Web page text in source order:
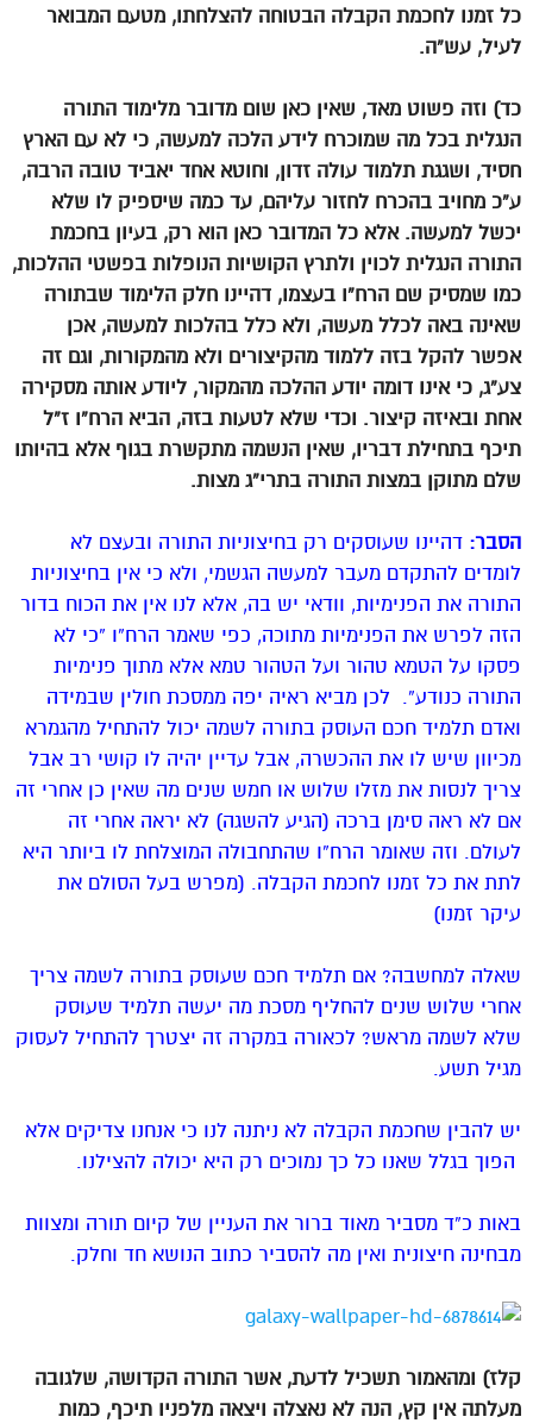
כל זמנו לחכמת הקבלה הבטוחה להצלחתו, מטעם המבואר
לעיל, עש”ה.
כד) וזה פשוט מאד, שאין כאן שום מדובר מלימוד התורה
הנגלית בכל מה שמוכרח לידע הלכה למעשה, כי לא עם הארץ
חסיד, ושגגת תלמוד עולה זדון, וחוטא אחד יאביד טובה הרבה,
ע”כ מחויב בהכרח לחזור עליהם, עד כמה שיספיק לו שלא
יכשל למעשה. אלא כל המדובר כאן הוא רק, בעיון בחכמת
התורה הנגלית לכוין ולתרץ הקושיות הנופלות בפשטי ההלכות,
כמו שמסיק שם הרח”ו בעצמו, דהיינו חלק הלימוד שבתורה
שאינה באה לכלל מעשה, ולא כלל בהלכות למעשה, אכן
אפשר להקל בזה ללמוד מהקיצורים ולא מהמקורות, וגם זה
צע”ג, כי אינו דומה יודע ההלכה מהמקור, ליודע אותה מסקירה
אחת ובאיזה קיצור. וכדי שלא לטעות בזה, הביא הרח”ו ז”ל
תיכף בתחילת דבריו, שאין הנשמה מתקשרת בגוף אלא בהיותו
שלם מתוקן במצות התורה בתרי”ג מצות.
הסבר: דהיינו שעוסקים רק בחיצוניות התורה ובעצם לא
לומדים להתקדם מעבר למעשה הגשמי, ולא כי אין בחיצוניות
התורה את הפנימיות, וודאי יש בה, אלא לנו אין את הכוח בדור
הזה לפרש את הפנימיות מתוכה, כפי שאמר הרח”ו “כי לא
פסקו על הטמא טהור ועל הטהור טמא אלא מתוך פנימיות
התורה כנודע”. לכן מביא ראיה יפה ממסכת חולין שבמידה
ואדם תלמיד חכם העוסק בתורה לשמה יכול להתחיל מהגמרא
מכיוון שיש לו את ההכשרה, אבל עדיין יהיה לו קושי רב אבל
צריך לנסות את מזלו שלוש או חמש שנים מה שאין כן אחרי זה
אם לא ראה סימן ברכה (הגיע להשגה) לא יראה אחרי זה
לעולם. וזה שאומר הרח”ו שהתחבולה המוצלחת לו ביותר היא
לתת את כל זמנו לחכמת הקבלה. (מפרש בעל הסולם את
עיקר זמנו)
שאלה למחשבה? אם תלמיד חכם שעוסק בתורה לשמה צריך
אחרי שלוש שנים להחליף מסכת מה יעשה תלמיד שעוסק
שלא לשמה מראש? לכאורה במקרה זה יצטרך להתחיל לעסוק
מגיל תשע.
יש להבין שחכמת הקבלה לא ניתנה לנו כי אנחנו צדיקים אלא
הפוך בגלל שאנו כל כך נמוכים רק היא יכולה להצילנו.
באות כ”ד מסביר מאוד ברור את העניין של קיום תורה ומצוות
מבחינה חיצונית ואין מה להסביר כתוב הנושא חד וחלק.
קלז) ומהאמור תשכיל לדעת, אשר התורה הקדושה, שלגובה
מעלתה אין קץ, הנה לא נאצלה ויצאה מלפניו תיכף, כמות